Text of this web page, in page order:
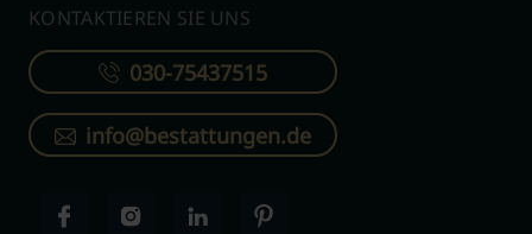
KONTAKTIEREN SIE UNS
030-75437515
info@bestattungen.de